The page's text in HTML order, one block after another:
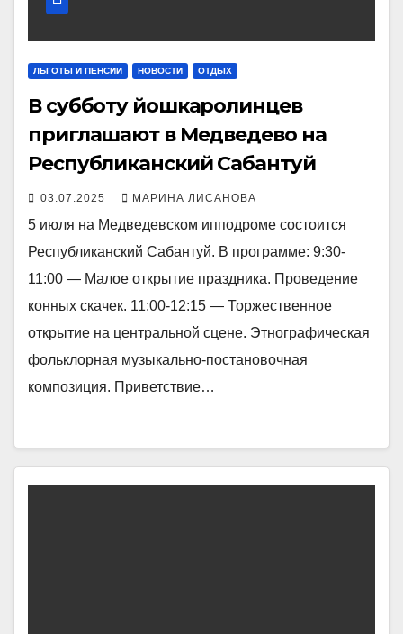
ЛЬГОТЫ И ПЕНСИИ НОВОСТИ ОТДЫХ
В субботу йошкаролинцев
приглашают в Медведево на
Республиканский Сабантуй
03.07.2025 МАРИНА ЛИСАНОВА
5 июля на Медведевском ипподроме состоится
Республиканский Сабантуй. В программе: 9:30-
11:00 — Малое открытие праздника. Проведение
конных скачек. 11:00-12:15 — Торжественное
открытие на центральной сцене. Этнографическая
фольклорная музыкально-постановочная
композиция. Приветствие…